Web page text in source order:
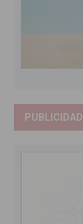
PUBLICIDAD